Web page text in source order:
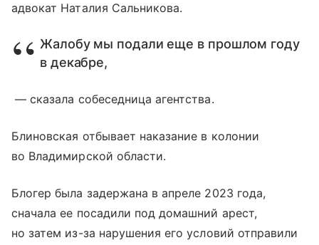
адвокат Наталия Сальникова.
Жалобу мы подали еще в прошлом году
в декабре,
— сказала собеседница агентства.
Блиновская отбывает наказание в колонии
во Владимирской области.
Блогер была задержана в апреле 2023 года,
сначала ее посадили под домашний арест,
но затем из-за нарушения его условий отправили